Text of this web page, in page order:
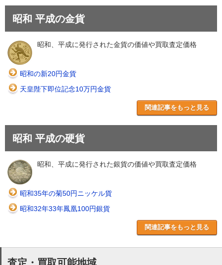
昭和 平成の金貨
昭和、平成に発行された金貨の価値や買取査定価格
昭和の新20円金貨
天皇陛下即位記念10万円金貨
関連記事をもっと見る
昭和 平成の硬貨
昭和、平成に発行された銀貨の価値や買取査定価格
昭和35年の菊50円ニッケル貨
昭和32年33年鳳凰100円銀貨
関連記事をもっと見る
査定・買取可能地域